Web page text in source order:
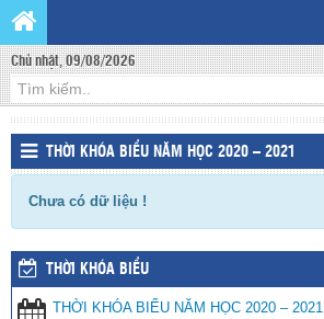
Chủ nhật, 09/08/2026
THỜI KHÓA BIỂU NĂM HỌC 2020 – 2021
Chưa có dữ liệu !
THỜI KHÓA BIỂU
THỜI KHÓA BIỂU NĂM HỌC 2020 – 2021